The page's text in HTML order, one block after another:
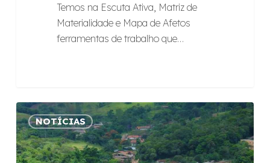
Temos na Escuta Ativa, Matriz de
Materialidade e Mapa de Afetos
ferramentas de trabalho que…
Raízes
DS
abre
oportunidade
NOTÍCIAS